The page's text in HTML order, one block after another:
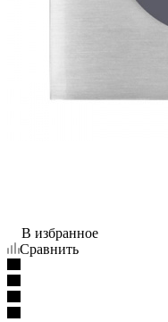
В избранное
Сравнить